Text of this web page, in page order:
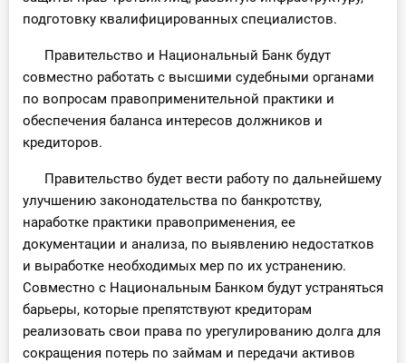
подготовку квалифицированных специалистов.
Правительство и Национальный Банк будут
совместно работать с высшими судебными органами
по вопросам правоприменительной практики и
обеспечения баланса интересов должников и
кредиторов.
Правительство будет вести работу по дальнейшему
улучшению законодательства по банкротству,
наработке практики правоприменения, ее
документации и анализа, по выявлению недостатков
и выработке необходимых мер по их устранению.
Совместно с Национальным Банком будут устраняться
барьеры, которые препятствуют кредиторам
реализовать свои права по урегулированию долга для
сокращения потерь по займам и передачи активов